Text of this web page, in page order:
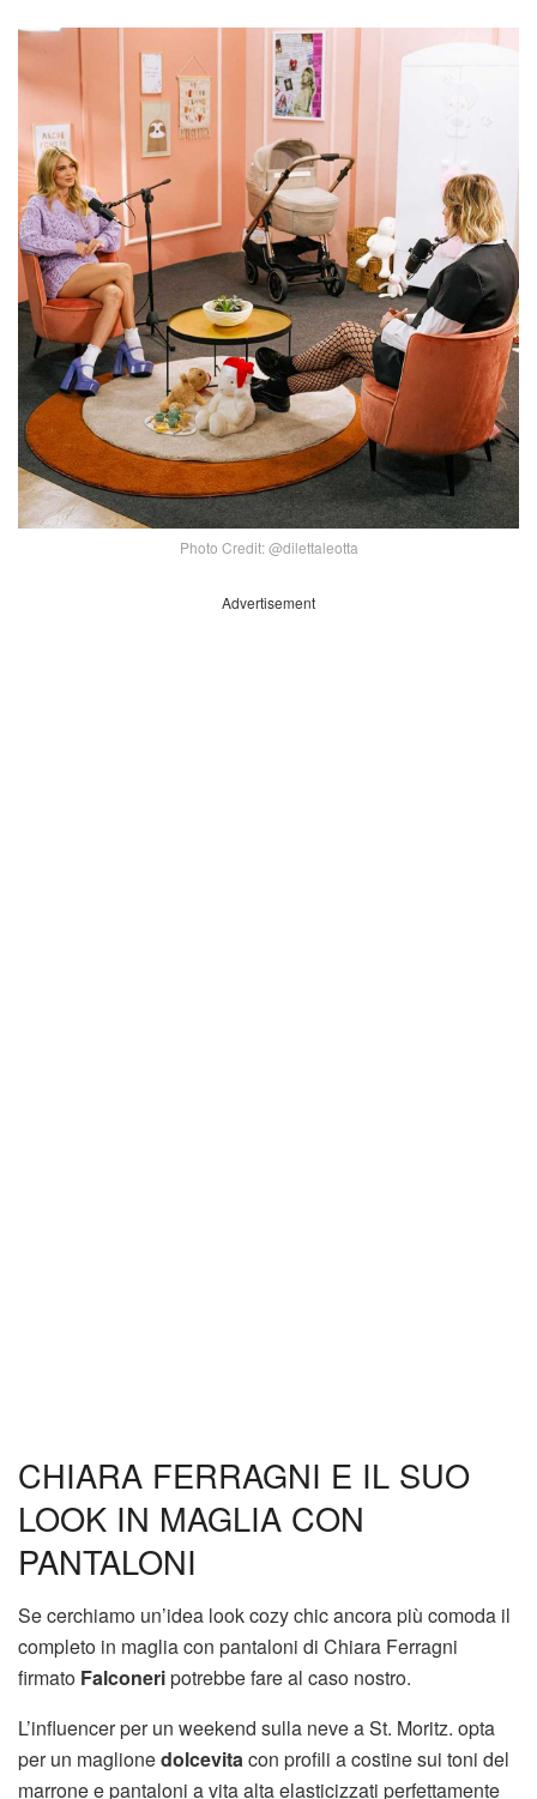
Photo Credit: @dilettaleotta
Advertisement
CHIARA FERRAGNI E IL SUO
LOOK IN MAGLIA CON
PANTALONI
Se cerchiamo un’idea look cozy chic ancora più comoda il
completo in maglia con pantaloni di Chiara Ferragni
firmato Falconeripotrebbe fare al caso nostro.
L’influencer per un weekend sulla neve a St. Moritz. opta
per un maglionedolcevitacon profili a costine sui toni del
marrone e pantaloni a vita alta elasticizzati perfettamente